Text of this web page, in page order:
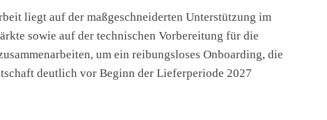
liegt auf der maßgeschneiderten Unterstützung im
sowie auf der technischen Vorbereitung für die
um ein reibungsloses Onboarding, die
deutlich vor Beginn der Lieferperiode 2027